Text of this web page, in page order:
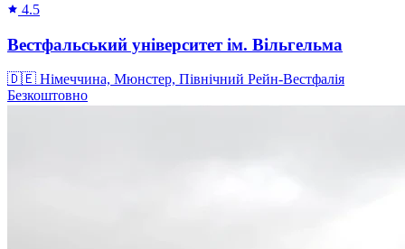
4.5
Вестфальський університет ім. Вільгельма
🇩🇪 Німеччина, Мюнстер, Північний Рейн-Вестфалія
Безкоштовно